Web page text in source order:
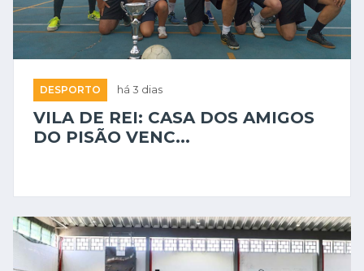
DESPORTO há 3 dias
VILA DE REI: CASA DOS AMIGOS
DO PISÃO VENC...